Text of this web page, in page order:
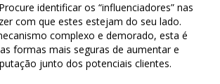
identificar os “influenciadores” nas
com que estes estejam do seu lado.
complexo e demorado, esta é
formas mais seguras de aumentar e
junto dos potenciais clientes.